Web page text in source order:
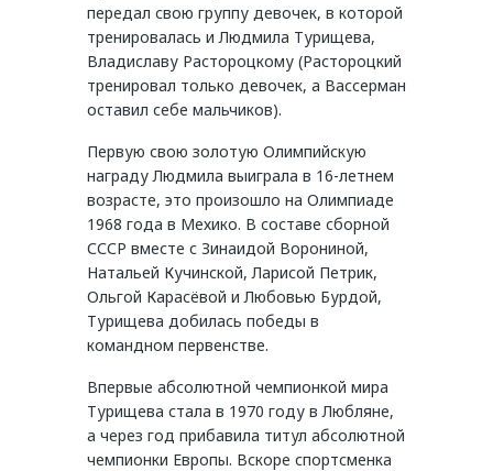
передал свою группу девочек, в которой
тренировалась и Людмила Турищева,
Владиславу Растороцкому (Растороцкий
тренировал только девочек, а Вассерман
оставил себе мальчиков).
Первую свою золотую Олимпийскую
награду Людмила выиграла в 16-летнем
возрасте, это произошло на Олимпиаде
1968 года в Мехико. В составе сборной
СССР вместе с Зинаидой Ворониной,
Натальей Кучинской, Ларисой Петрик,
Ольгой Карасёвой и Любовью Бурдой,
Турищева добилась победы в
командном первенстве.
Впервые абсолютной чемпионкой мира
Турищева стала в 1970 году в Любляне,
а через год прибавила титул абсолютной
чемпионки Европы. Вскоре спортсменка